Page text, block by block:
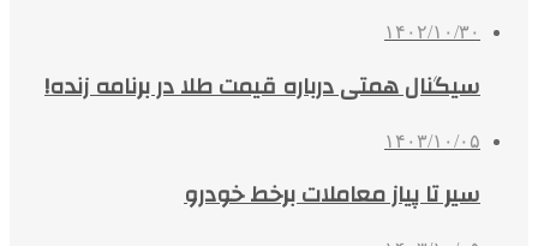
۱۴۰۲/۱۰/۳۰
سیگنال همتی درباره قیمت طلا در برنامه زنده!
۱۴۰۳/۱۰/۰۵
سیر تا پیاز معاملات برخط خودرو